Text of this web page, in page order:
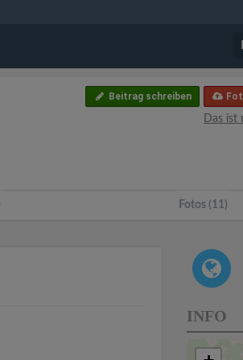
Beitrag schreiben
Das ist
Fotos (11)
INFO